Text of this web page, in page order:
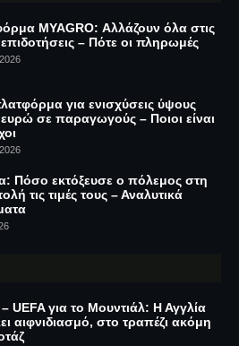
MYAGRO: Αλλάζουν όλα στις
επιδοτήσεις – Πότε οι πληρωμές
για ενισχύσεις ύψους
σε παραγωγούς – Ποιοι είναι
Πόσο εκτόξευσε ο πόλεμος στη
τις τιμές τους – Αναλυτικά
UEFA για το Μουντιάλ: Η Αγγλία
αιφνιδιασμό, στο τραπέζι ακόμη